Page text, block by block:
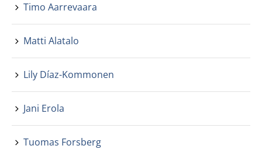
Timo Aarrevaara
Matti Alatalo
Lily Díaz-Kommonen
Jani Erola
Tuomas Forsberg